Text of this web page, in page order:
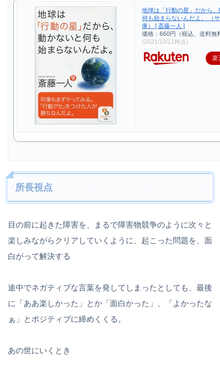
地球は「行動の星」だから
何も始まらないんだよ。 （
庫） [ 斎藤一人 ]
価格：660円（税込、送料無
(2021/10/11時点)
楽
所長視点
目の前に起きた障害を、まるで障害物競争のように次々と
楽しみながらクリアしていくように、起こった問題を、面
白がって解決する
途中でネガティブな言葉を発してしまったとしても、最後
に「ああ楽しかった」とか「面白かった」、「よかったな
ぁ」とポジティブに締めくくる。
あの世にいくとき